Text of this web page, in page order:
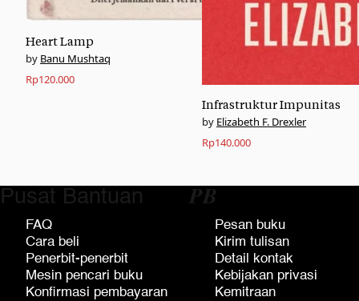
Heart Lamp
Banu Mushtaq
Rp120.000
Infrastruktur Impunitas
Elizabeth F. Drexler
Rp140.000
Pusat Bantuan
FAQ
Cara beli
Penerbit-penerbit
Mesin pencari buku
Konfirmasi pembayaran
𝑷𝑩
Pesan buku
Kirim tulisan
Detail kontak
Kebijakan privasi
Kemitraan